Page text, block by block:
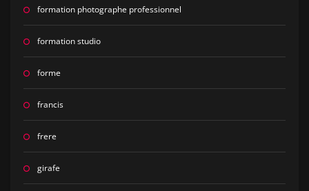
formation photographe professionnel
formation studio
forme
francis
frere
girafe